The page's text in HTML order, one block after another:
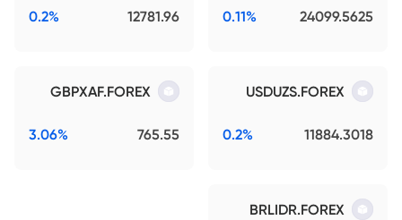
24099.5625
0.11%
12781.96
0.2%
USDUZS.FOREX
11884.3018
0.2%
GBPXAF.FOREX
765.55
3.06%
BRLIDR.FOREX